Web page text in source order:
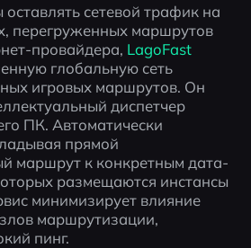
оставлять сетевой трафик на
перегруженных маршрутов
провайдера, LagoFast
глобальную сеть
игровых маршрутов. Он
диспетчер
ПК. Автоматически
прямой
маршрут к конкретным дата-
размещаются инстансы
минимизирует влияние
маршрутизации,
пинг.